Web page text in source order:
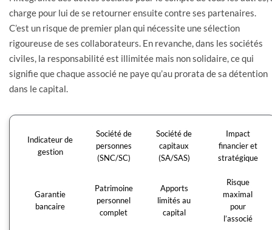
charge pour lui de se retourner ensuite contre ses partenaires.
C’est un risque de premier plan qui nécessite une sélection
rigoureuse de ses collaborateurs. En revanche, dans les sociétés
civiles, la responsabilité est illimitée mais non solidaire, ce qui
signifie que chaque associé ne paye qu’au prorata de sa détention
dans le capital.
Indicateur de
gestion
Société de
personnes
(SNC/SC)
Société de
capitaux
(SA/SAS)
Impact
financier et
stratégique
Garantie
bancaire
Patrimoine
personnel
complet
Apports
limités au
capital
Risque
maximal
pour
l’associé